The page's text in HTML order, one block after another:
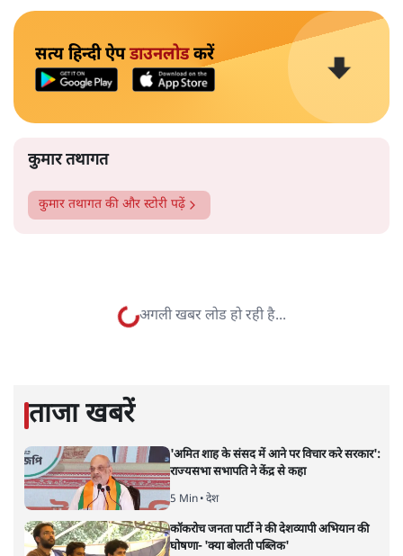
सत्य हिन्दी ऐपडाउनलोडकरें
कुमार तथागत
कुमार तथागत की और स्टोरी पढ़ें
अगली खबर लोड हो रही है...
ताजा खबरें
'अमित शाह के संसद में आने पर विचार करे सरकार':
राज्यसभा सभापति ने केंद्र से कहा
5 Min• देश
कॉकरोच जनता पार्टी ने की देशव्यापी अभियान की
घोषणा- 'क्या बोलती पब्लिक'